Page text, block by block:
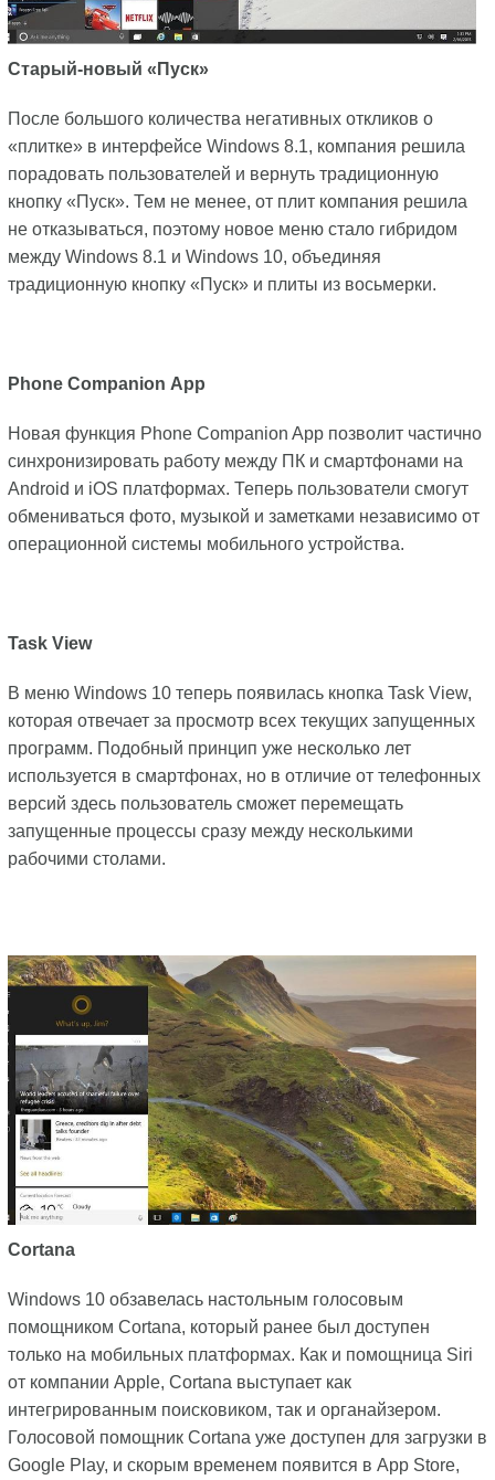
Старый-новый «Пуск»
После большого количества негативных откликов о
«плитке» в интерфейсе Windows 8.1, компания решила
порадовать пользователей и вернуть традиционную
кнопку «Пуск». Тем не менее, от плит компания решила
не отказываться, поэтому новое меню стало гибридом
между Windows 8.1 и Windows 10, объединяя
традиционную кнопку «Пуск» и плиты из восьмерки.
Phone Companion App
Новая функция Phone Companion App позволит частично
синхронизировать работу между ПК и смартфонами на
Android и iOS платформах. Теперь пользователи смогут
обмениваться фото, музыкой и заметками независимо от
операционной системы мобильного устройства.
Task View
В меню Windows 10 теперь появилась кнопка Task View,
которая отвечает за просмотр всех текущих запущенных
программ. Подобный принцип уже несколько лет
используется в смартфонах, но в отличие от телефонных
версий здесь пользователь сможет перемещать
запущенные процессы сразу между несколькими
рабочими столами.
Cortana
Windows 10 обзавелась настольным голосовым
помощником Cortana, который ранее был доступен
только на мобильных платформах. Как и помощница Siri
от компании Apple, Cortana выступает как
интегрированным поисковиком, так и органайзером.
Голосовой помощник Cortana уже доступен для загрузки в
Google Play, и скорым временем появится в App Store,